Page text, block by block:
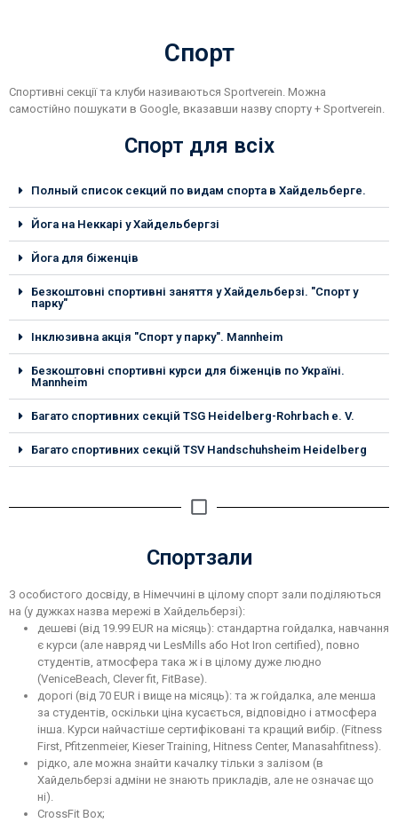
Спорт
Спортивні секції та клуби називаються Sportverein. Можна
самостійно пошукати в Google, вказавши назву спорту + Sportverein.
Спорт для всіх
Полный список секций по видам спорта в Хайдельберге.
Йога на Неккарі у Хайдельбергзі
Йога для біженців
Безкоштовні спортивні заняття у Хайдельберзі. "Спорт у
парку"
Інклюзивна акція "Спорт у парку". Mannheim
Безкоштовні спортивні курси для біженців по Україні.
Mannheim
Багато спортивних секцій TSG Heidelberg-Rohrbach e. V.
Багато спортивних секцій TSV Handschuhsheim Heidelberg
Спортзали
З особистого досвіду, в Німеччині в цілому спорт зали поділяються
на (у дужках назва мережі в Хайдельберзі):
дешеві (від 19.99 EUR на місяць): стандартна гойдалка, навчання
є курси (але навряд чи LesMills або Hot Iron certified), повно
студентів, атмосфера така ж і в цілому дуже людно
(VeniceBeach, Clever fit, FitBase).
дорогі (від 70 EUR і вище на місяць): та ж гойдалка, але менша
за студентів, оскільки ціна кусається, відповідно і атмосфера
інша. Курси найчастіше сертифіковані та кращий вибір. (Fitness
First, Pfitzenmeier, Kieser Training, Hitness Center, Manasahfitness).
рідко, але можна знайти качалку тільки з залізом (в
Хайдельберзі адміни не знають прикладів, але не означає що
ні).
CrossFit Box;